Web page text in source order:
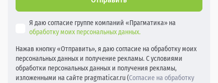
Я даю согласие группе компаний «Прагматика» на
обработку моих персональных данных.
Нажав кнопку «Отправить», я даю согласие на обработку моих
персональных данных и получение рекламы. С условиями
обработки персональных данных и получения рекламы,
изложенными на сайте pragmaticar.ru (Согласие на обработку